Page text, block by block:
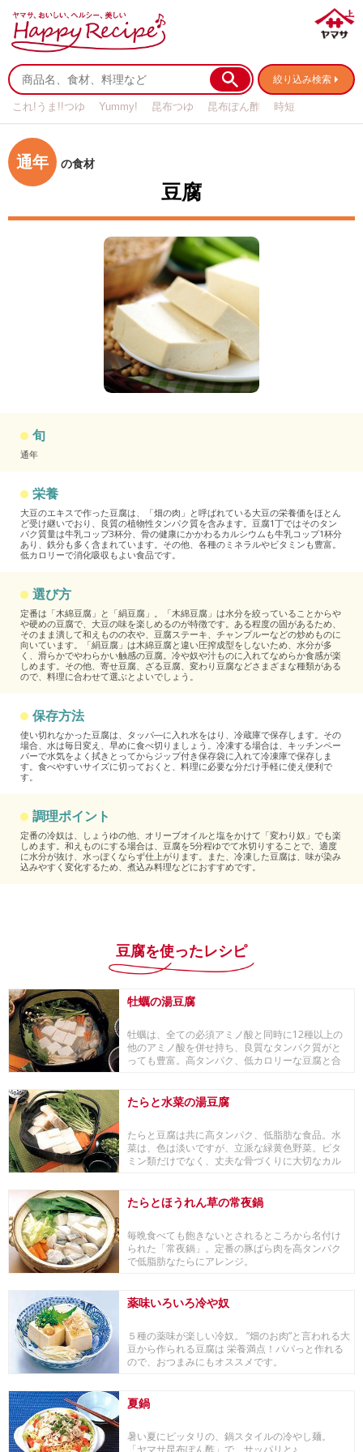
絞り込み検索
これ!うま!!つゆ Yummy! 昆布つゆ 昆布ぽん酢
時短
通年 の食材
豆腐
旬
通年
栄養
大豆のエキスで作った豆腐は、「畑の肉」と呼ばれている大豆の栄養価をほとん
ど受け継いでおり、良質の植物性タンパク質を含みます。豆腐1丁ではそのタン
パク質量は牛乳コップ3杯分、骨の健康にかかわるカルシウムも牛乳コップ1杯分
あり、鉄分も多く含まれています。その他、各種のミネラルやビタミンも豊富。
低カロリーで消化吸収もよい食品です。
選び方
定番は「木綿豆腐」と「絹豆腐」。「木綿豆腐」は水分を絞っていることからや
や硬めの豆腐で、大豆の味を楽しめるのが特徴です。ある程度の固があるため、
そのまま潰して和えものの衣や、豆腐ステーキ、チャンプルーなどの炒めものに
向いています。「絹豆腐」は木綿豆腐と違い圧搾成型をしないため、水分が多
く、滑らかでやわらかい触感の豆腐。冷や奴や汁ものに入れてなめらか食感が楽
しめます。その他、寄せ豆腐、ざる豆腐、変わり豆腐などさまざまな種類がある
ので、料理に合わせて選ぶとよいでしょう。
保存方法
使い切れなかった豆腐は、タッパ―に入れ水をはり、冷蔵庫で保存します。その
場合、水は毎日変え、早めに食べ切りましょう。冷凍する場合は、キッチンペー
パーで水気をよく拭きとってからジップ付き保存袋に入れて冷凍庫で保存しま
す。食べやすいサイズに切っておくと、料理に必要な分だけ手軽に使え便利で
す。
調理ポイント
定番の冷奴は、しょうゆの他、オリーブオイルと塩をかけて「変わり奴」でも楽
しめます。和えものにする場合は、豆腐を5分程ゆでて水切りすることで、適度
に水分が抜け、水っぽくならず仕上がります。また、冷凍した豆腐は、味が染み
込みやすく変化するため、煮込み料理などにおすすめです。
豆腐を使ったレシピ
牡蠣の湯豆腐
牡蠣は、全ての必須アミノ酸と同時に12種以上の
他のアミノ酸を併せ持ち、良質なタンパク質がと
っても豊富。高タンパク、低カロリーな豆腐と合
たらと水菜の湯豆腐
たらと豆腐は共に高タンパク、低脂肪な食品。水
菜は、色は淡いですが、立派な緑黄色野菜。ビタ
ミン類だけでなく、丈夫な骨づくりに大切なカル
たらとほうれん草の常夜鍋
毎晩食べても飽きないとされるところから名付け
られた「常夜鍋」。定番の豚ばら肉を高タンパク
で低脂肪なたらにアレンジ。
薬味いろいろ冷や奴
５種の薬味が楽しい冷奴。 ”畑のお肉”と言われる大
豆から作られる豆腐は 栄養満点！パパっと作れる
ので、おつまみにもオススメです。
夏鍋
暑い夏にピッタリの、鍋スタイルの冷やし麺。
「ヤマサ昆布ぽん酢」で、サッパリと♪